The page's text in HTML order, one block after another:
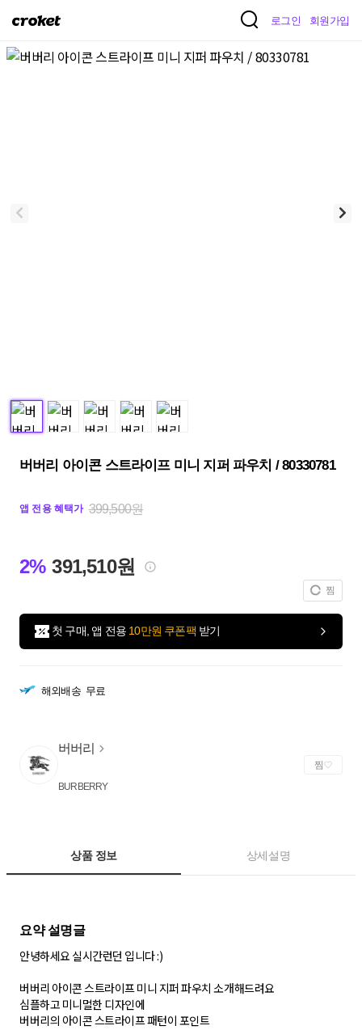
크
켓
로그인 회원가입
버버리 아이콘 스트라이프 미니 지퍼 파우치 / 80330781
앱 전용 혜택가 399,500원
2% 391,510원
찜
첫 구매, 앱 전용 10만원 쿠폰팩 받기
해외배송 무료
버버리
BURBERRY
찜
상품 정보 상세설명
요약 설명글
안녕하세요 실시간런던 입니다 :)
버버리 아이콘 스트라이프 미니 지퍼 파우치 소개해드려요
심플하고 미니멀한 디자인에
버버리의 아이콘 스트라이프 패턴이 포인트